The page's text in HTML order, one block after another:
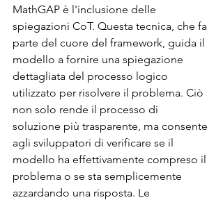
MathGAP è l'inclusione delle
spiegazioni CoT. Questa tecnica, che fa
parte del cuore del framework, guida il
modello a fornire una spiegazione
dettagliata del processo logico
utilizzato per risolvere il problema. Ciò
non solo rende il processo di
soluzione più trasparente, ma consente
agli sviluppatori di verificare se il
modello ha effettivamente compreso il
problema o se sta semplicemente
azzardando una risposta. Le